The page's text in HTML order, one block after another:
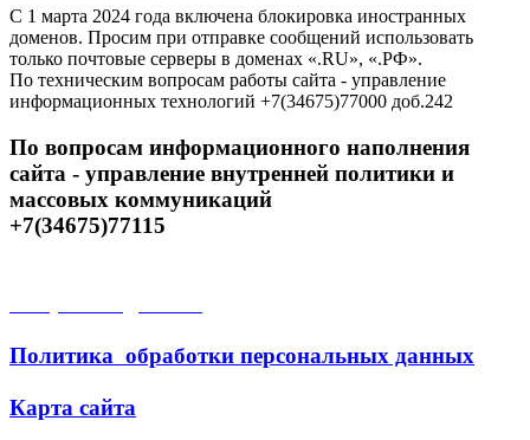
С 1 марта 2024 года включена блокировка иностранных
доменов. Просим при отправке сообщений использовать
только почтовые серверы в доменах «.RU», «.РФ».
По техническим вопросам работы сайта - управление
информационных технологий +7(34675)77000 доб.242
По вопросам информационного наполнения
сайта - управление внутренней политики и
массовых коммуникаций
+7(34675)77115
Политика обработки персональных данных
Карта сайта